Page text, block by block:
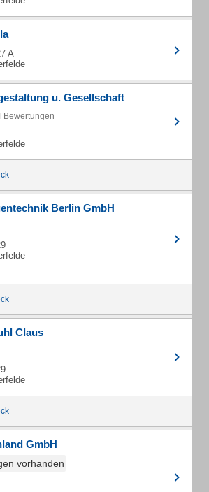
A
u. Gesellschaft
Bewertungen
Berlin GmbH
Claus
GmbH
vorhanden